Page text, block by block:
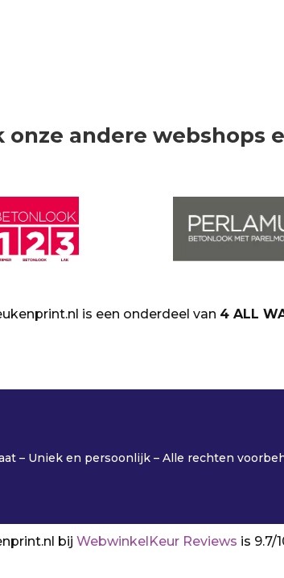
onze andere webshops
is een onderdeel van 4 ALL
– Uniek en persoonlijk – Alle rechten
bij WebwinkelKeur Reviews is 9.7/